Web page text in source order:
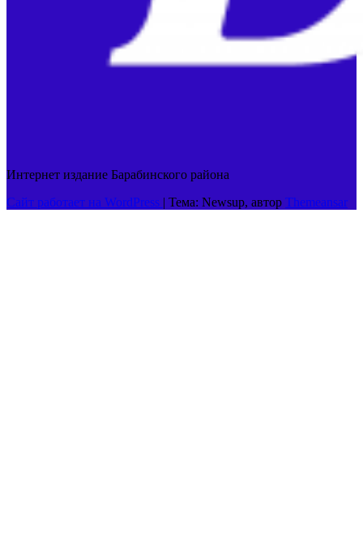
Интернет издание Барабинского района
Сайт работает на WordPress | Тема: Newsup, автор Themeansar